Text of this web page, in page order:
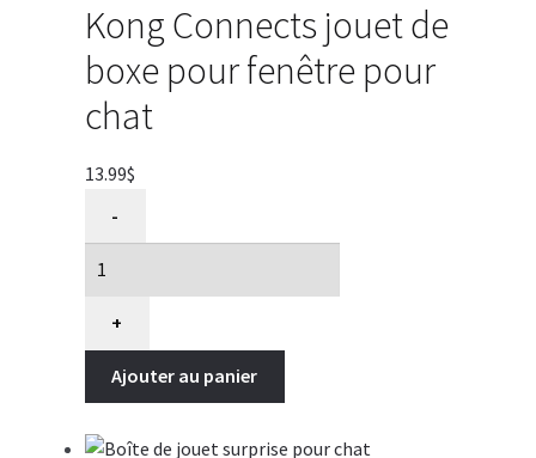
Kong Connects jouet de
boxe pour fenêtre pour
chat
13.99$
Kong
Connects
jouet
de
boxe
fenêtre
-
+
Ajouter au panier